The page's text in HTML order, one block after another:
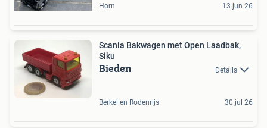
Horn 13 jun 26
Scania Bakwagen met Open Laadbak,
Siku
Bieden Details
Berkel en Rodenrijs 30 jul 26